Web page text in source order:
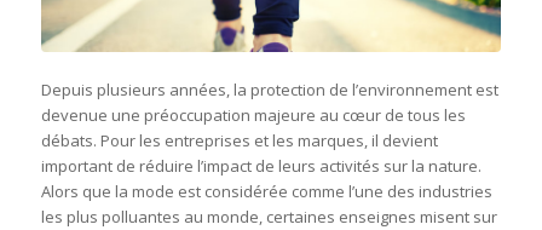
Depuis plusieurs années, la protection de l’environnement est
devenue une préoccupation majeure au cœur de tous les
débats. Pour les entreprises et les marques, il devient
important de réduire l’impact de leurs activités sur la nature.
Alors que la mode est considérée comme l’une des industries
les plus polluantes au monde, certaines enseignes misent sur